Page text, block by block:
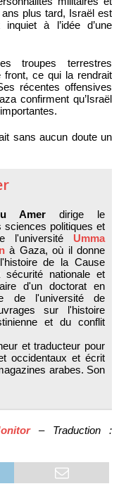
plus tard, Israël est
à l’idée d’une
troupes terrestres
front, ce qui la rendrait
récentes offensives
confirment qu’Israël
sans aucun doute un
Amer dirige le
sciences politiques et
l'université Umma
à Gaza, où il donne
de la Cause
sécurité nationale et
d'un doctorat en
de l'université de
sur l'histoire
et du conflit
et traducteur pour
occidentaux et écrit
arabes. Son
– Traduction :